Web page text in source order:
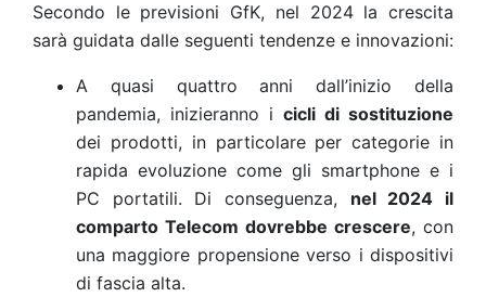
Secondo le previsioni GfK, nel 2024 la crescita
sarà guidata dalle seguenti tendenze e innovazioni:
A quasi quattro anni dall’inizio della
pandemia, inizieranno i cicli di sostituzione
dei prodotti, in particolare per categorie in
rapida evoluzione come gli smartphone e i
PC portatili. Di conseguenza, nel 2024 il
comparto Telecom dovrebbe crescere, con
una maggiore propensione verso i dispositivi
di fascia alta.